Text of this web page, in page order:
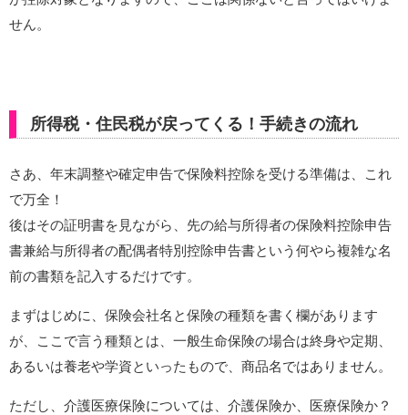
せん。
所得税・住民税が戻ってくる！手続きの流れ
さあ、年末調整や確定申告で保険料控除を受ける準備は、これ
で万全！
後はその証明書を見ながら、先の給与所得者の保険料控除申告
書兼給与所得者の配偶者特別控除申告書という何やら複雑な名
前の書類を記入するだけです。
まずはじめに、保険会社名と保険の種類を書く欄があります
が、ここで言う種類とは、一般生命保険の場合は終身や定期、
あるいは養老や学資といったもので、商品名ではありません。
ただし、介護医療保険については、介護保険か、医療保険か？